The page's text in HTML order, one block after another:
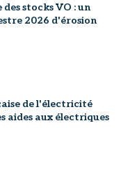
des stocks VO : un
2026 d'érosion
de l'électricité
aides aux électriques